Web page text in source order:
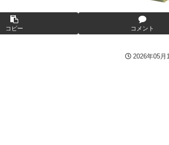
【ラブライブ！】
…
しまったディズニー信者、帰国後『本家』に失望
い』という批判は害悪。障害者に関わると損をする
が良かったと思っていた」
コピー コメント
2026年05月